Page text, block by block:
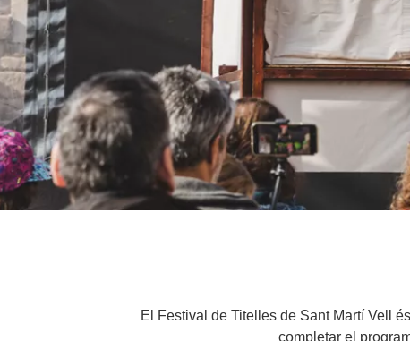
El Festival de Titelles de Sant Martí Vell
completar el